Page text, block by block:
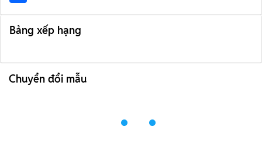
Bảng xếp hạng
Chuyển đổi mẫu